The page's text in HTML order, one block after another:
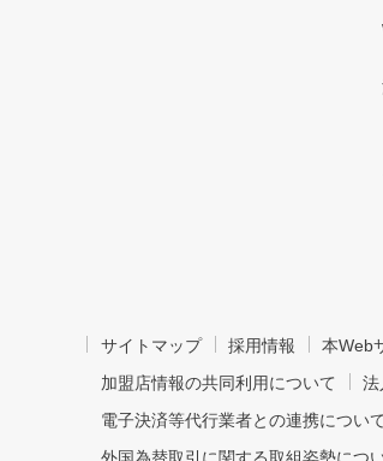
サイトマップ 採用情報 本Web
加盟店情報の共同利用について
法
電子決済等代行業者との連携について